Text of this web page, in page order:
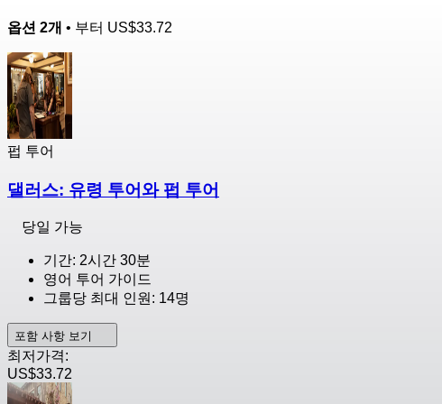
옵션 2개 • 부터 US$33.72
펍 투어
댈러스: 유령 투어와 펍 투어
당일 가능
기간: 2시간 30분
영어 투어 가이드
그룹당 최대 인원: 14명
포함 사항 보기
최저가격:
US$33.72